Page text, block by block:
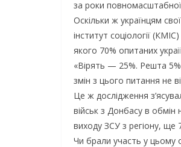
за роки повномасштабної
Оскільки ж українцям
інститут соціології
якого 70% опитаних
«Вірять — 25%. Решта
змін з цього питання не
Це ж дослідження
військ з Донбасу в обмін
виходу ЗСУ з регіону, ще
Чи брали участь у цьому